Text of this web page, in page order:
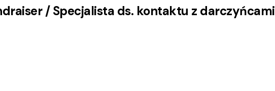
/ Specjalista ds. kontaktu z darczyńcami